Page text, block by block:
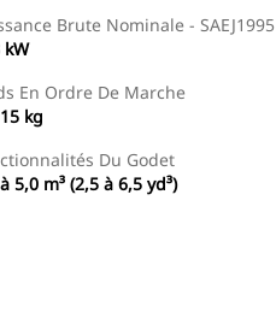
Brute Nominale - SAEJ1995
kW
En Ordre De Marche
kg
Du Godet
5,0 m³ (2,5 à 6,5 yd³)